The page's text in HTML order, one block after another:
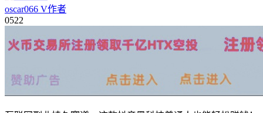
oscar066 V作者
0522